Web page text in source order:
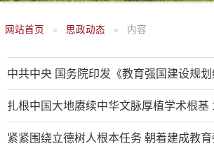
网站首页 思政动态 内容